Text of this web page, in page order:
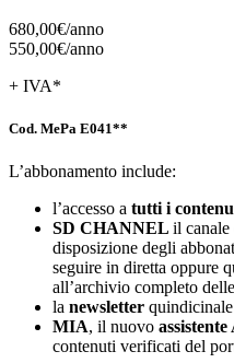
680,00€/anno
550,00€/anno
+ IVA*
Cod. MePa E041**
L’abbonamento include:
l’accesso a tutti i
SD CHANNEL il canale
disposizione degli
seguire in diretta oppure
all’archivio completo
la newsletter
MIA, il nuovo
contenuti verificati del